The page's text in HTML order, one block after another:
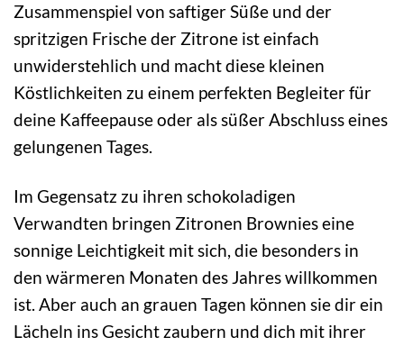
Zusammenspiel von saftiger Süße und der
spritzigen Frische der Zitrone ist einfach
unwiderstehlich und macht diese kleinen
Köstlichkeiten zu einem perfekten Begleiter für
deine Kaffeepause oder als süßer Abschluss eines
gelungenen Tages.
Im Gegensatz zu ihren schokoladigen
Verwandten bringen Zitronen Brownies eine
sonnige Leichtigkeit mit sich, die besonders in
den wärmeren Monaten des Jahres willkommen
ist. Aber auch an grauen Tagen können sie dir ein
Lächeln ins Gesicht zaubern und dich mit ihrer